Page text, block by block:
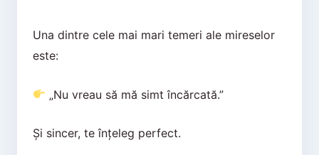
Una dintre cele mai mari temeri ale mireselor
este:
„Nu vreau să mă simt încărcată.”
Și sincer, te înțeleg perfect.